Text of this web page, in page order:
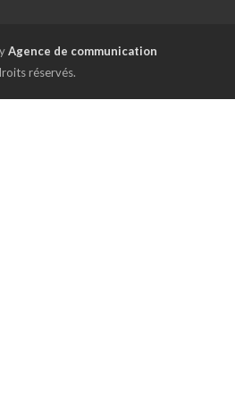
Agence de communication
réservés.